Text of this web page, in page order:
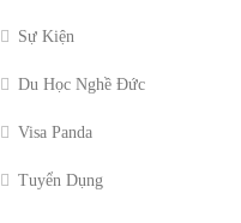
Sự Kiện
Du Học Nghề Đức
Visa Panda
Tuyển Dụng